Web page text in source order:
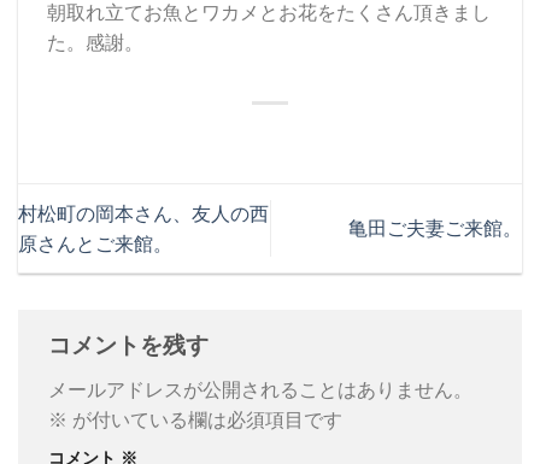
朝取れ立てお魚とワカメとお花をたくさん頂きまし
た。感謝。
村松町の岡本さん、友人の西
原さんとご来館。
亀田ご夫妻ご来館。
コメントを残す
メールアドレスが公開されることはありません。
※ が付いている欄は必須項目です
コメント ※